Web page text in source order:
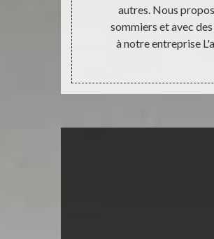
autres. Nous
sommiers et avec
à notre entreprise